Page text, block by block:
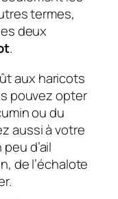
termes,
deux
.
aux haricots
pouvez opter
ou du
aussi à votre
d’ail
de l’échalote